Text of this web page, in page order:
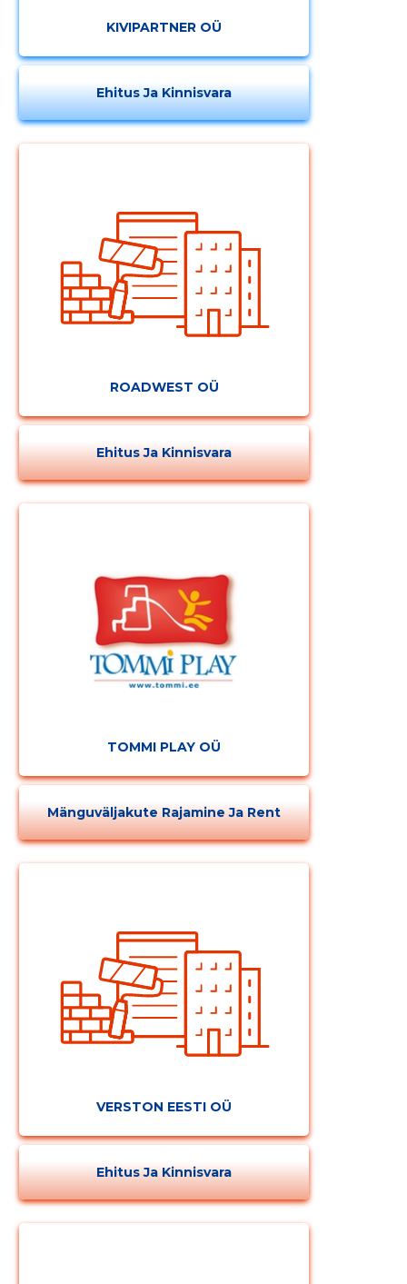
KIVIPARTNER OÜ
Ehitus Ja Kinnisvara
ROADWEST OÜ
Ehitus Ja Kinnisvara
TOMMI PLAY OÜ
Mänguväljakute Rajamine Ja Rent
VERSTON EESTI OÜ
Ehitus Ja Kinnisvara